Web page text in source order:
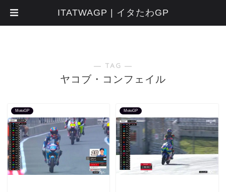
― TAG ―
ヤコブ・コンフェイル
MotoGP MotoGP
ITATWAGP | イタたわGP